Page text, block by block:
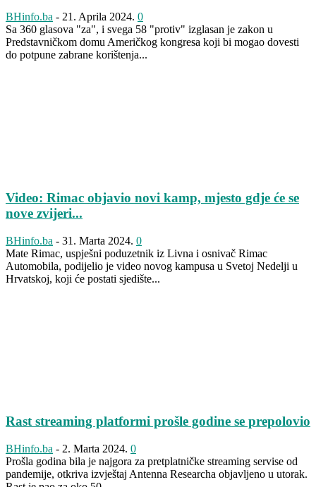
BHinfo.ba - 21. Aprila 2024. 0
Sa 360 glasova "za", i svega 58 "protiv" izglasan je zakon u
Predstavničkom domu Američkog kongresa koji bi mogao dovesti
do potpune zabrane korištenja...
Video: Rimac objavio novi kamp, mjesto gdje će se
nove zvijeri...
BHinfo.ba - 31. Marta 2024. 0
Mate Rimac, uspješni poduzetnik iz Livna i osnivač Rimac
Automobila, podijelio je video novog kampusa u Svetoj Nedelji u
Hrvatskoj, koji će postati sjedište...
Rast streaming platformi prošle godine se prepolovio
BHinfo.ba - 2. Marta 2024. 0
Prošla godina bila je najgora za pretplatničke streaming servise od
pandemije, otkriva izvještaj Antenna Researcha objavljeno u utorak.